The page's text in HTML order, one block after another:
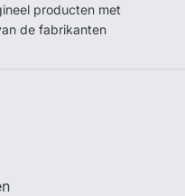
producten met
de fabrikanten